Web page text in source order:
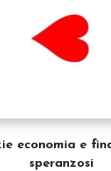
economia e
speranzosi